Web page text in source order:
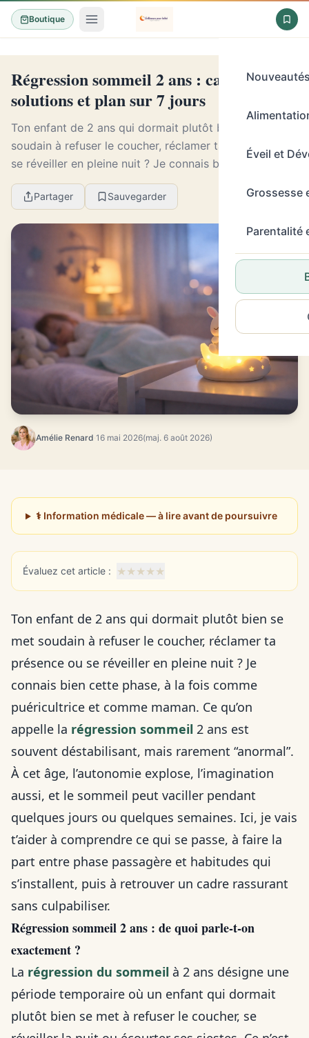
Boutique
Éveil et
Grossesse
Parentalité
Régression sommeil 2 ans : causes,
solutions et plan sur 7 jours
Ton enfant de 2 ans qui dormait plutôt bien se met
soudain à refuser le coucher, réclamer ta présence ou
se réveiller en pleine nuit ? Je connais bien cette
phase, à la fois comme puéricultrice et com...
Partager Sauvegarder
Amélie Renard·16 mai 2026(maj. 6 août 2026)
⚕️ Information médicale — à lire avant de poursuivre
Évaluez cet article : ★★★★★
Ton enfant de 2 ans qui dormait plutôt bien se
met soudain à refuser le coucher, réclamer ta
présence ou se réveiller en pleine nuit ? Je
connais bien cette phase, à la fois comme
puéricultrice et comme maman. Ce qu’on
appelle la régression sommeil 2 ans est
souvent déstabilisant, mais rarement “anormal”.
À cet âge, l’autonomie explose, l’imagination
aussi, et le sommeil peut vaciller pendant
quelques jours ou quelques semaines. Ici, je vais
t’aider à comprendre ce qui se passe, à faire la
part entre phase passagère et habitudes qui
s’installent, puis à retrouver un cadre rassurant
sans culpabiliser.
Régression sommeil 2 ans : de quoi parle-t-on
exactement ?
La régression du sommeil à 2 ans désigne une
période temporaire où un enfant qui dormait
plutôt bien se met à refuser le coucher, se